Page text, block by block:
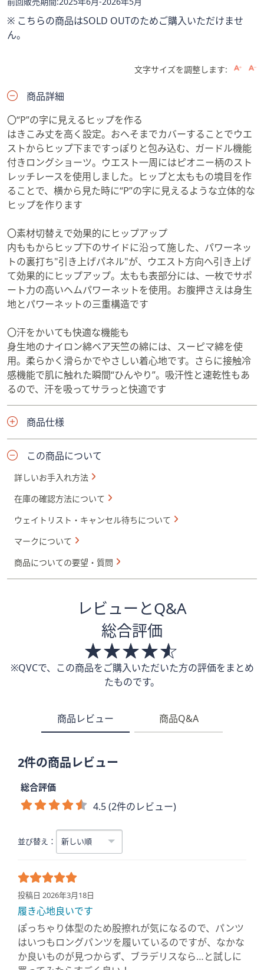
で
き
※ こちらの商品はSOLD OUTのためご購入いただけませ
ん。
文字サイズを調整します:
商品詳細
〇“P”の字に見えるヒップを作る
はきこみ丈を高く設定。おへそまでカバーすることでウエ
ストからヒップ下まですっぽりと包み込む、ガードル機能
付きロングショーツ。ウエスト一周にはピオニー柄のスト
レッチレースを使用しました。ヒップと太ももの境目を作
ることで、横から見た時に“P”の字に見えるような立体的な
ヒップを作ります
〇素材切替えで効果的にヒップアップ
内ももからヒップ下のサイドに沿って施した、パワーネッ
トの裏打ち"引き上げパネル"が、ウエスト方向へ引き上げ
て効果的にヒップアップ。太もも表部分には、一枚でサポ
ート力の高いヘムパワーネットを使用。お腹押さえは身生
地とパワーネットの三重構造です
〇汗をかいても快適な機能も
身生地のナイロン綿ベア天竺の綿には、スーピマ綿を使
用。柔らかく滑らかでやさしい着心地です。さらに接触冷
感機能で肌に触れた瞬間“ひんやり”。吸汗性と速乾性もあ
るので、汗を吸ってサラっと快適です
商品仕様
この商品について
詳しいお手入れ方法
在庫の確認方法について
ウェイトリスト・キャンセル待ちについて
マークについて
商品についての要望・質問
レビューとQ&A
総合評価
※QVCで、この商品をご購入いただいた方の評価をまとめ
たものです。
商品レビュー 商品Q&A
2件の商品レビュー
総合評価
4.5 (2件のレビュー)
並び替え：
投稿日 2026年3月18日
履き心地良いです
ぽっちゃり体型のため股擦れが気になるので、パンツ
はいつもロングパンツを履いているのですが、なかな
か良いものが見つからず、ブラデリスなら…と試しに